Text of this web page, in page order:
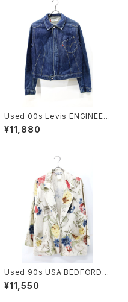
Used 00s Levis ENGINEER
ED JEANS 3D Short Denim
Jacket Size XS 相当 古着
¥11,880
Used 90s USA BEDFORD F
AIR Flower Art Graphic Tail
ored Jacket Size 10 古着
¥11,550